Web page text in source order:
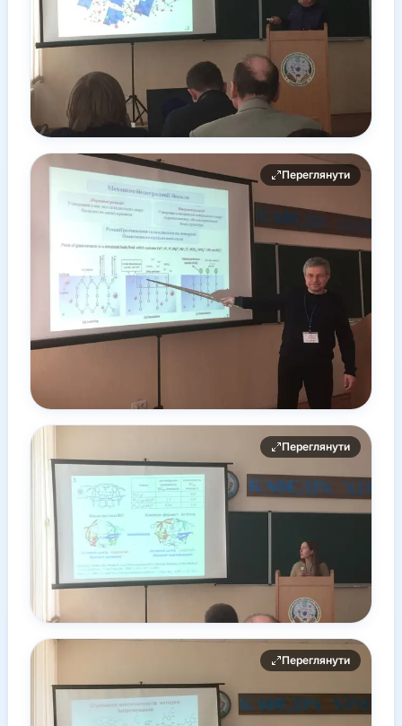
Переглянути
Переглянути
Переглянути